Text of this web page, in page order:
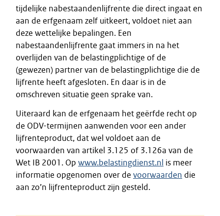
tijdelijke nabestaandenlijfrente die direct ingaat en
aan de erfgenaam zelf uitkeert, voldoet niet aan
deze wettelijke bepalingen. Een
nabestaandenlijfrente gaat immers in na het
overlijden van de belastingplichtige of de
(gewezen) partner van de belastingplichtige die de
lijfrente heeft afgesloten. En daar is in de
omschreven situatie geen sprake van.
Uiteraard kan de erfgenaam het geërfde recht op
de ODV-termijnen aanwenden voor een ander
lijfrenteproduct, dat wel voldoet aan de
voorwaarden van artikel 3.125 of 3.126a van de
Wet IB 2001. Op www.belastingdienst.nl is meer
informatie opgenomen over de voorwaarden die
aan zo’n lijfrenteproduct zijn gesteld.